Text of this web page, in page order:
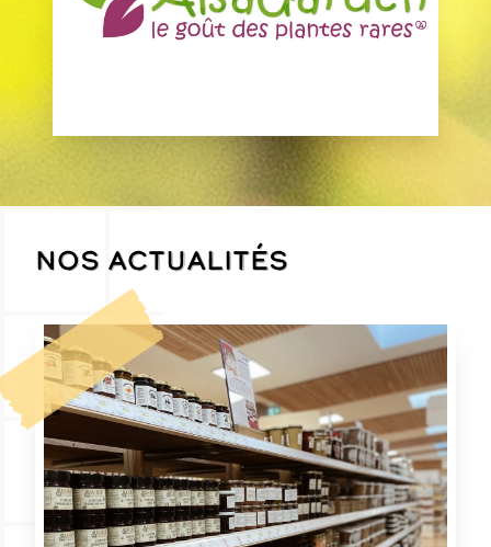
94130 / Nogent-sur-Marne
SAVONNERIE LES 4 SAISONS
67230 / Benfeld
Nos actualités